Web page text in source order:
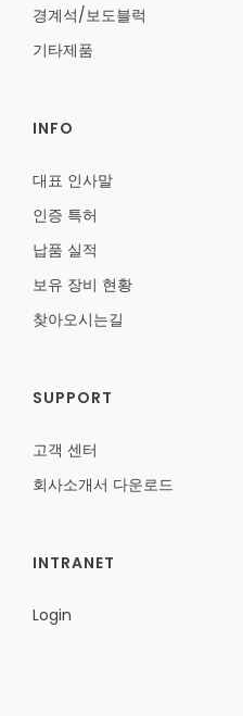
경계석/보도블럭
기타제품
INFO
대표 인사말
인증 특허
납품 실적
보유 장비 현황
찾아오시는길
SUPPORT
고객 센터
회사소개서 다운로드
INTRANET
Login